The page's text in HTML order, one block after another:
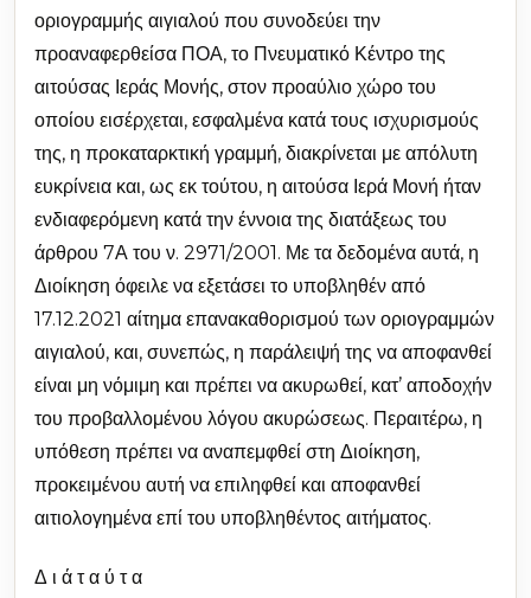
οριογραμμής αιγιαλού που συνοδεύει την
προαναφερθείσα ΠΟΑ, το Πνευματικό Κέντρο της
αιτούσας Ιεράς Μονής, στον προαύλιο χώρο του
οποίου εισέρχεται, εσφαλμένα κατά τους ισχυρισμούς
της, η προκαταρκτική γραμμή, διακρίνεται με απόλυτη
ευκρίνεια και, ως εκ τούτου, η αιτούσα Ιερά Μονή ήταν
ενδιαφερόμενη κατά την έννοια της διατάξεως του
άρθρου 7Α του ν. 2971/2001. Με τα δεδομένα αυτά, η
Διοίκηση όφειλε να εξετάσει το υποβληθέν από
17.12.2021 αίτημα επανακαθορισμού των οριογραμμών
αιγιαλού, και, συνεπώς, η παράλειψή της να αποφανθεί
είναι μη νόμιμη και πρέπει να ακυρωθεί, κατ’ αποδοχήν
του προβαλλομένου λόγου ακυρώσεως. Περαιτέρω, η
υπόθεση πρέπει να αναπεμφθεί στη Διοίκηση,
προκειμένου αυτή να επιληφθεί και αποφανθεί
αιτιολογημένα επί του υποβληθέντος αιτήματος.
Δ ι ά τ α ύ τ α